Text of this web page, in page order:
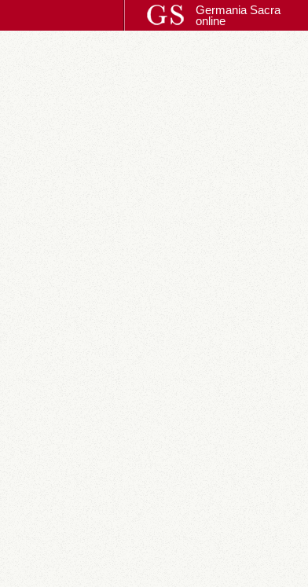
Germania Sacra
online